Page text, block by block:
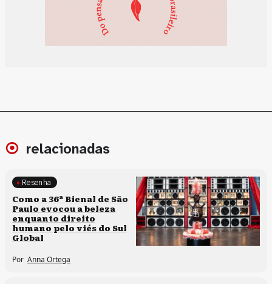
relacionadas
Processos artísticos
Resenha
Como a 36ª Bienal de São
Paulo evocou a beleza
enquanto direito
humano pelo viés do Sul
Global
Por Anna Ortega